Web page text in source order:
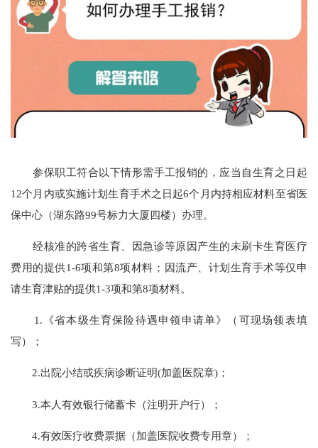
参保职工符合以下情形需手工报销的，应当自生育之日起
12个月内或实施计划生育手术之日起6个月内持相应材料至省医
保中心（湖东路99号标力大厦四楼）办理。
经核准的跨省生育、因急诊等原因产生的未刷卡生育医疗
费用的提供1-6项和第8项材料；因流产、计划生育手术等仅申
请生育津贴的提供1-3项和第8项材料。
1.《省本级生育保险待遇申领申请单》（可现场领表填
写）；
2.出院小结或疾病诊断证明(加盖医院章)；
3.本人有效银行储蓄卡（注明开户行）；
4.有效医疗收费票据（加盖医院收费专用章）；